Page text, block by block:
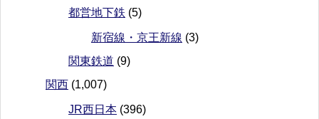
都営地下鉄 (5)
新宿線・京王新線 (3)
関東鉄道 (9)
関西 (1,007)
JR西日本 (396)